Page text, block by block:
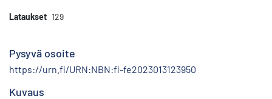
Lataukset 129
Pysyvä osoite
https://urn.fi/URN:NBN:fi-fe2023013123950
Kuvaus